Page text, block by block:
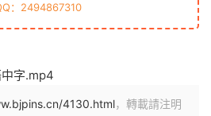
：2494867310
字.mp4
4130.html，轉載請注明